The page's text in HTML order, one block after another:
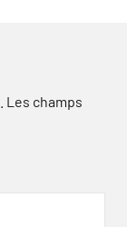
Les champs